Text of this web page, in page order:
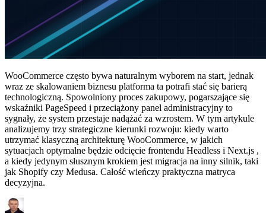
WooCommerce często bywa naturalnym wyborem na start, jednak
wraz ze skalowaniem biznesu platforma ta potrafi stać się barierą
technologiczną. Spowolniony proces zakupowy, pogarszające się
wskaźniki PageSpeed i przeciążony panel administracyjny to
sygnały, że system przestaje nadążać za wzrostem. W tym artykule
analizujemy trzy strategiczne kierunki rozwoju: kiedy warto
utrzymać klasyczną architekturę WooCommerce, w jakich
sytuacjach optymalne będzie odcięcie frontendu Headless i Next.js ,
a kiedy jedynym słusznym krokiem jest migracja na inny silnik, taki
jak Shopify czy Medusa. Całość wieńczy praktyczna matryca
decyzyjna.